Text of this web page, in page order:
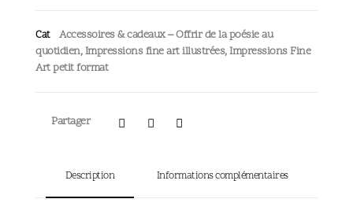
Cat
Accessoires & cadeaux – Offrir de la poésie au
quotidien,Impressions fine art illustrées,Impressions Fine
Art petit format
Partager
Description Informations complémentaires